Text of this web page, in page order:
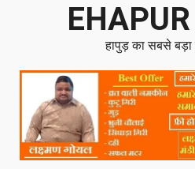
हापुड़ का सबसे बड़ा